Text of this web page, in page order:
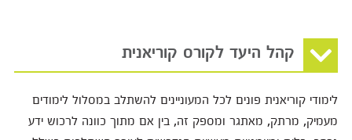
קהל היעד לקורס קוריאנית
לימודי קוריאנית פונים לכל המעוניינים להשתלב במסלול לימודים
מעמיק, מרתק, מאתגר ומספק זה, בין אם מתוך כוונה לרכוש ידע